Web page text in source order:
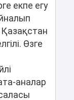
екпе егу
Қазақстан
Өзге
аналар